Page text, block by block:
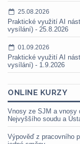
25.08.2026
Praktické využití AI
vysílání) - 25.8.2026
01.09.2026
Praktické využití AI
vysílání) - 1.9.2026
ONLINE KURZY
Vnosy ze SJM a vnosy
Nejvyššího soudu a
Výpověď z pracovního